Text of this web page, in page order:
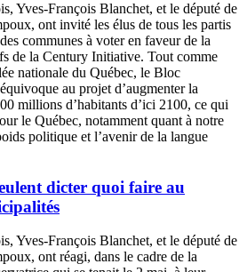
Yves-François Blanchet, et le député de
ont invité les élus de tous les partis
communes à voter en faveur de la
de la Century Initiative. Tout comme
nationale du Québec, le Bloc
au projet d’augmenter la
millions d’habitants d’ici 2100, ce qui
le Québec, notamment quant à notre
politique et l’avenir de la langue
dicter quoi faire au
Yves-François Blanchet, et le député de
ont réagi, dans le cadre de la